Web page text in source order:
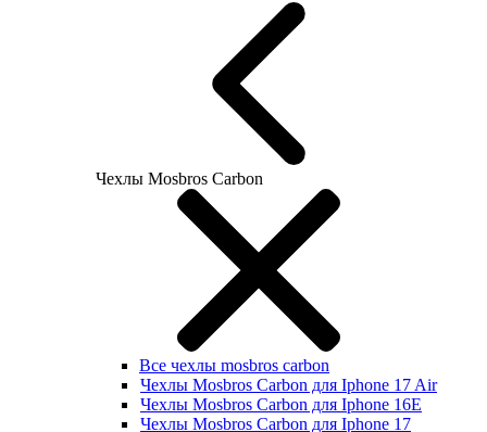
Чехлы Mosbros Carbon
Все чехлы mosbros carbon
Чехлы Mosbros Carbon для Iphone 17 Air
Чехлы Mosbros Carbon для Iphone 16E
Чехлы Mosbros Carbon для Iphone 17